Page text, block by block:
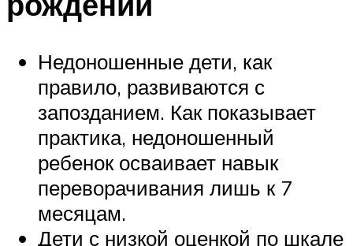
Недоношенные дети, как
правило, развиваются с
запозданием. Как показывает
практика, недоношенный
ребенок осваивает навык
переворачивания лишь к 7
месяцам.
Дети с низкой оценкой по шкале